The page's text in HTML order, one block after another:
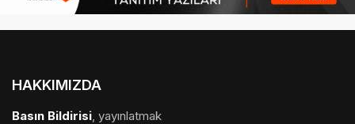
HAKKIMIZDA
Basın Bildirisi, yayınlatmak